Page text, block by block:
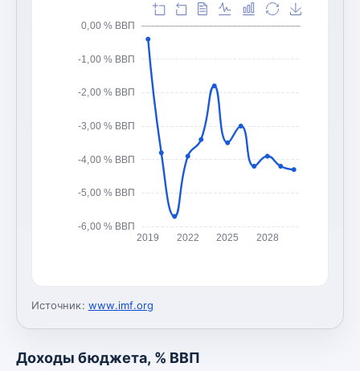
-6,00 % ВВП
-5,00 % ВВП
-4,00 % ВВП
-3,00 % ВВП
-2,00 % ВВП
-1,00 % ВВП
0,00 % ВВП
2019 2022 2025 2028
Источник: www.imf.org
Доходы бюджета, % ВВП